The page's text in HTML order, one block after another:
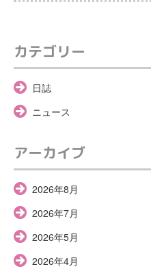
カテゴリー
日誌
ニュース
アーカイブ
2026年8月
2026年7月
2026年5月
2026年4月